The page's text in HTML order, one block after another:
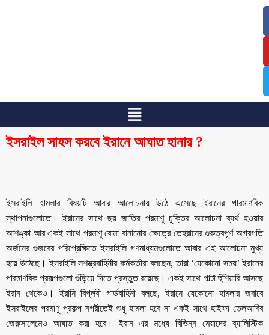
ইসরাইল সাহস করবে ইরানে আঘাত হানার ?
ইসরাইলি হামলার বিষয়টি আবার আলোচনায় উঠে এসেছে ইরানের পারমাণবিক
স্থাপনাগুলোতে। ইরানের সাথে ছয় জাতির পরমাণু চুক্তির আলোচনা ব্যর্থ হওয়ার
আশঙ্কা আর একই সাথে পরমাণু বোমা বানানোর ক্ষেত্রে তেহরানের গুরুত্বপূর্ণ অগ্রগতি
অর্জনের গুজবের পরিপ্রেক্ষিতে ইসরাইলি গণমাধ্যমগুলোতে আবার এই আলোচনা মুখ্য
হয়ে উঠেছে। ইসরাইলি সশস্ত্রবাহিনীর কর্মকর্তারা বলছেন, তারা ‘যেকোনো সময়’ ইরানের
পারমাণবিক প্রকল্পগুলো গুঁড়িয়ে দিতে প্রস্তুত রয়েছে। একই সাথে পাল্টা হুঁশিয়ারি আসছে
ইরান থেকেও। ইরানি বিপ্লবী গার্ডবাহিনী বলছে, ইরানে যেকোনো হামলার জবাবে
ইসরাইলের পরমাণু প্রকল্প নগরীতেই শুধু হামলা হবে না একই সাথে হাইফা তেলআবিব
জেরুসালেমেও আঘাত করা হবে। ইরান এর মধ্যে বিভিন্ন মেয়াদের ব্যালিস্টিক